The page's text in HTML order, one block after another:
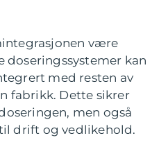
være
doseringssystemer kan
med resten av
fabrikk. Dette sikrer
men også
drift og vedlikehold.